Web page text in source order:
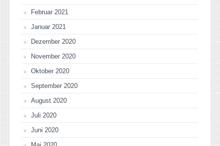
Februar 2021
Januar 2021
Dezember 2020
November 2020
Oktober 2020
September 2020
August 2020
Juli 2020
Juni 2020